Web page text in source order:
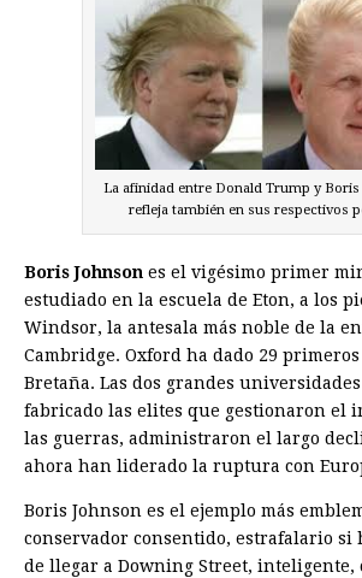
La afinidad entre Donald Trump y Boris
refleja también en sus respectivos
Boris Johnson es el vigésimo primer
estudiado en la escuela de Eton, a los
Windsor, la antesala más noble de la
Cambridge. Oxford ha dado 29
Bretaña. Las dos grandes
fabricado las elites que gestionaron el
las guerras, administraron el largo
ahora han liderado la ruptura con
Boris Johnson es el ejemplo más
conservador consentido, estrafalario si
de llegar a Downing Street, inteligente,